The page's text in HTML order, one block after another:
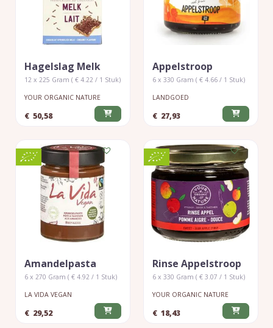
Hagelslag Melk
12 x 225 Gram ( € 4.22 / 1 Stuk)
YOUR ORGANIC NATURE
€ 50,58
Appelstroop
6 x 330 Gram ( € 4.66 / 1 Stuk)
LANDGOED
€ 27,93
Amandelpasta
6 x 270 Gram ( € 4.92 / 1 Stuk)
LA VIDA VEGAN
€ 29,52
Rinse Appelstroop
6 x 330 Gram ( € 3.07 / 1 Stuk)
YOUR ORGANIC NATURE
€ 18,43